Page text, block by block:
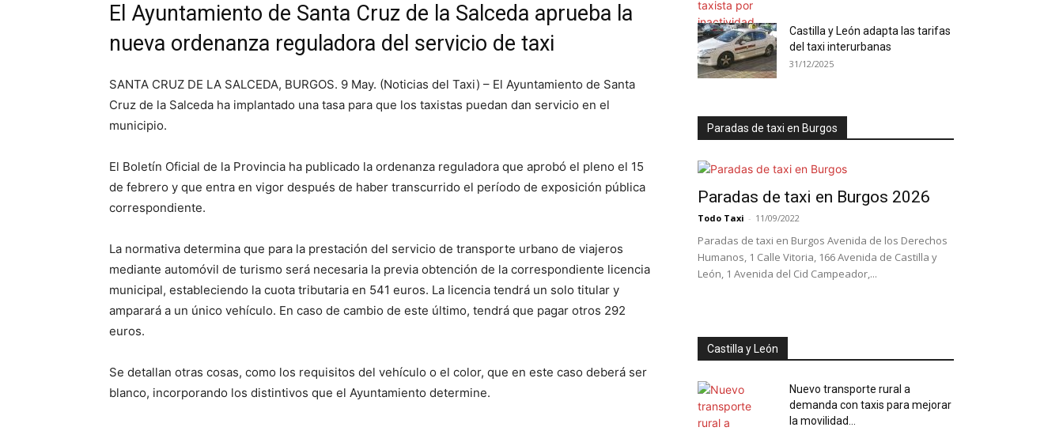
El Ayuntamiento de Santa Cruz de la Salceda aprueba la
nueva ordenanza reguladora del servicio de taxi
SANTA CRUZ DE LA SALCEDA, BURGOS. 9 May. (Noticias del Taxi) – El Ayuntamiento de Santa
Cruz de la Salceda ha implantado una tasa para que los taxistas puedan dan servicio en el
municipio.
El Boletín Oficial de la Provincia ha publicado la ordenanza reguladora que aprobó el pleno el 15
de febrero y que entra en vigor después de haber transcurrido el período de exposición pública
correspondiente.
La normativa determina que para la prestación del servicio de transporte urbano de viajeros
mediante automóvil de turismo será necesaria la previa obtención de la correspondiente licencia
municipal, estableciendo la cuota tributaria en 541 euros. La licencia tendrá un solo titular y
amparará a un único vehículo. En caso de cambio de este último, tendrá que pagar otros 292
euros.
Se detallan otras cosas, como los requisitos del vehículo o el color, que en este caso deberá ser
blanco, incorporando los distintivos que el Ayuntamiento determine.
Castilla y León adapta las tarifas
del taxi interurbanas
31/12/2025
Paradas de taxi en Burgos
Paradas de taxi en Burgos 2026
Todo Taxi - 11/09/2022
Paradas de taxi en Burgos Avenida de los Derechos
Humanos, 1 Calle Vitoria, 166 Avenida de Castilla y
León, 1 Avenida del Cid Campeador,...
Castilla y León
Nuevo transporte rural a
demanda con taxis para mejorar
la movilidad...